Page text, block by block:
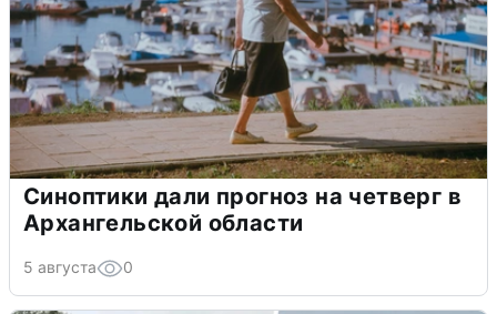
Синоптики дали прогноз на четверг в
Архангельской области
5 августа 0